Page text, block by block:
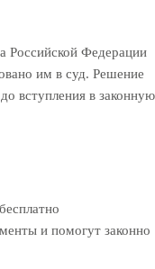
Российской Федерации
им в суд. Решение
вступления в законную
и помогут законно